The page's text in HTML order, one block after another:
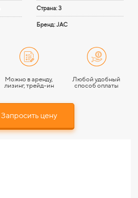
Страна: 3
Бренд: JAC
Можно в аренду,
лизинг, трейд-ин
Любой удобный
способ оплаты
Запросить цену